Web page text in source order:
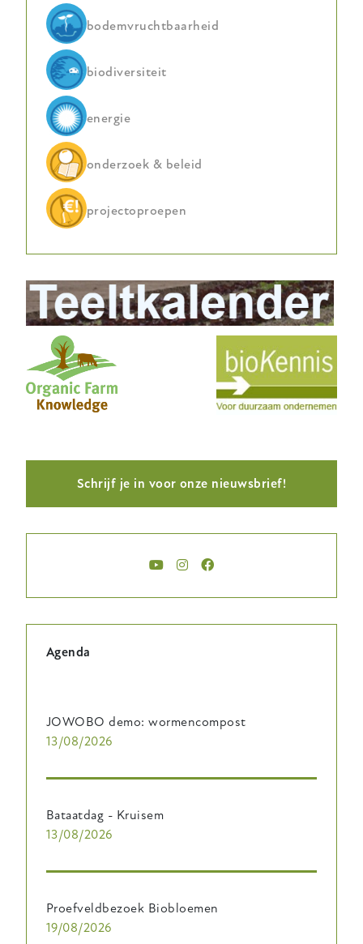
bodemvruchtbaarheid
biodiversiteit
energie
onderzoek & beleid
projectoproepen
Schrijf je in voor onze nieuwsbrief!
Agenda
JOWOBO demo: wormencompost
13/08/2026
Bataatdag - Kruisem
13/08/2026
Proefveldbezoek Biobloemen
19/08/2026